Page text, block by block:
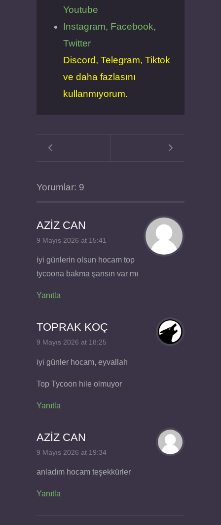
Youtube
Instagram, Facebook,
Twitter
Discord, Telegram, Tiktok
ve daha fazlasını
kullanmıyorum.
Yorumlar: 9
AZİZ CAN
9 Mayıs 2026 at 15:41
iyi günlerin olsun hocam top
tycoona bakma şansın var mı
Yanıtla
TOPRAK KOÇ
9 Mayıs 2026 at 18:25
iyi günler hocam, eyvallah
Top Tycoon hile olmuyor
Yanıtla
AZİZ CAN
9 Mayıs 2026 at 19:34
anladım hocam teşekkürler
Yanıtla